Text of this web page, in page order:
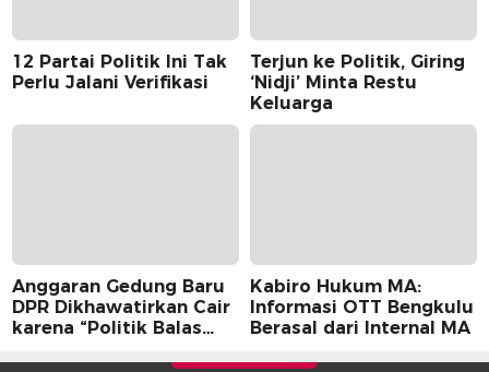
12 Partai Politik Ini Tak
Perlu Jalani Verifikasi
Terjun ke Politik, Giring
‘Nidji’ Minta Restu
Keluarga
Anggaran Gedung Baru
DPR Dikhawatirkan Cair
karena “Politik Balas
Kabiro Hukum MA:
Informasi OTT Bengkulu
Berasal dari Internal MA